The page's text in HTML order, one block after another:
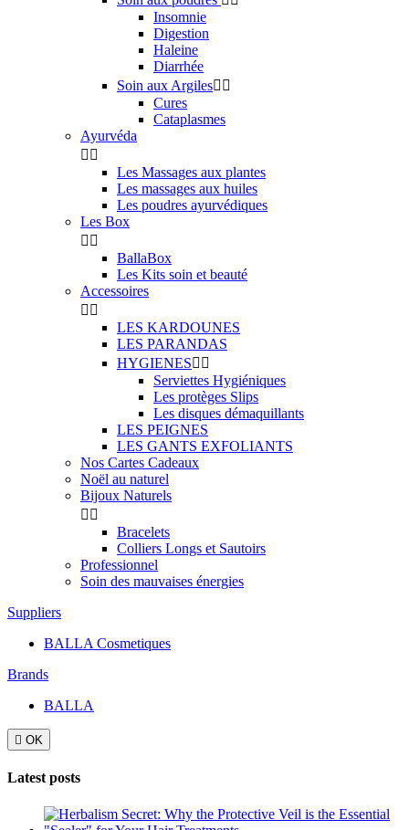
Insomnie
Digestion
Haleine
Diarrhée
Soin aux Argiles 
Cures
Cataplasmes
Ayurvéda
 
Les Massages aux plantes
Les massages aux huiles
Les poudres ayurvédiques
Les Box
 
BallaBox
Les Kits soin et beauté
Accessoires
 
LES KARDOUNES
LES PARANDAS
HYGIENES 
Serviettes Hygiéniques
Les protèges Slips
Les disques démaquillants
LES PEIGNES
LES GANTS EXFOLIANTS
Nos Cartes Cadeaux
Noël au naturel
Bijoux Naturels
 
Bracelets
Colliers Longs et Sautoirs
Professionnel
Soin des mauvaises énergies
Suppliers
BALLA Cosmetiques
Brands
BALLA
 OK
Latest posts